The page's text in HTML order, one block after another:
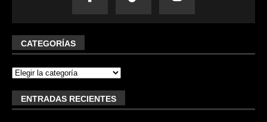
CATEGORÍAS
ENTRADAS RECIENTES